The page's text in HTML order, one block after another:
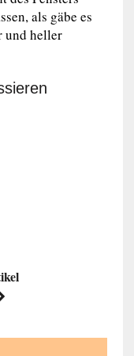
als gäbe es
und heller